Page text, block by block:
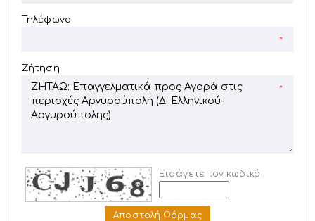
Τηλέφωνο
*
Ζήτηση
*
Εισάγετε τον κωδικό
Αποστολή Φόρμας